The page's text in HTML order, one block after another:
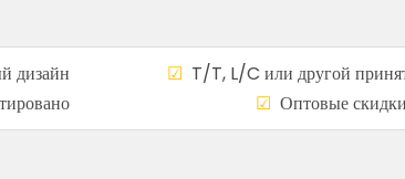
дизайн ☑ T/T, L/C или другой
гарантировано ☑ Оптовые